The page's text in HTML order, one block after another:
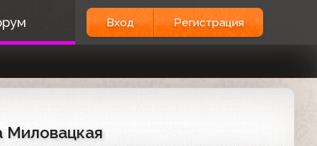
Вход Регистрация
Миловацкая